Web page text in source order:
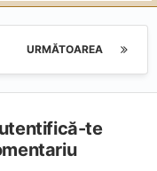
URMĂTOAREA
te